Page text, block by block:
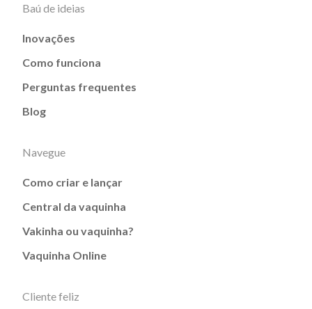
Baú de ideias
Inovações
Como funciona
Perguntas frequentes
Blog
Navegue
Como criar e lançar
Central da vaquinha
Vakinha ou vaquinha?
Vaquinha Online
Cliente feliz